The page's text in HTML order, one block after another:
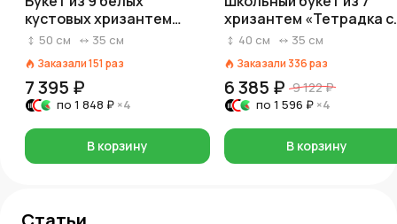
кустовых хризантем
«Алтай», в пленке с
50 см 35 см
Заказали151 раз
7 395 ₽
по 1 848 ₽ ×4
В корзину
хризантем «Тетрадка с
прописью»
40 см 35 см
Заказали 336раз
6 385 ₽ 9 122 ₽
по 1 596 ₽ ×4
В корзину